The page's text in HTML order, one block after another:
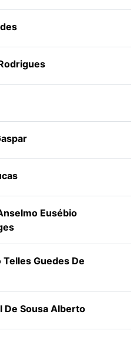
Eusébio
Telles Guedes De
De Sousa Alberto